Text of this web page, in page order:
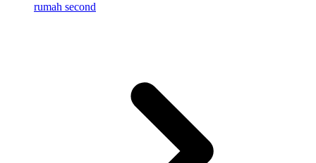
rumah second